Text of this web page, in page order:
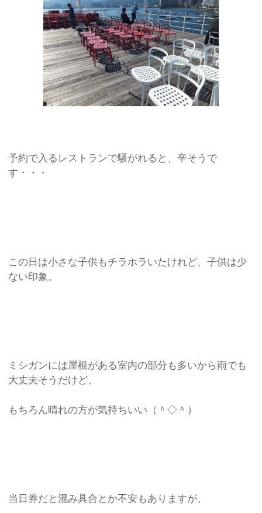
予約で入るレストランで騒がれると、辛そうで
す・・・
この日は小さな子供もチラホラいたけれど、子供は少
ない印象。
ミシガンには屋根がある室内の部分も多いから雨でも
大丈夫そうだけど、
もちろん晴れの方が気持ちいい（＾◇＾）
当日券だと混み具合とか不安もありますが、